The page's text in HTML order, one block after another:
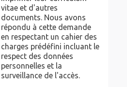
vitae et d'autres
documents. Nous avons
répondu à cette demande
en respectant un cahier des
charges prédéfini incluant le
respect des données
personnelles et la
surveillance de l'accès.